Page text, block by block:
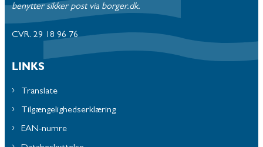
benytter sikker post via borger.dk.
CVR. 29 18 96 76
LINKS
Translate
Tilgængelighedserklæring
EAN-numre